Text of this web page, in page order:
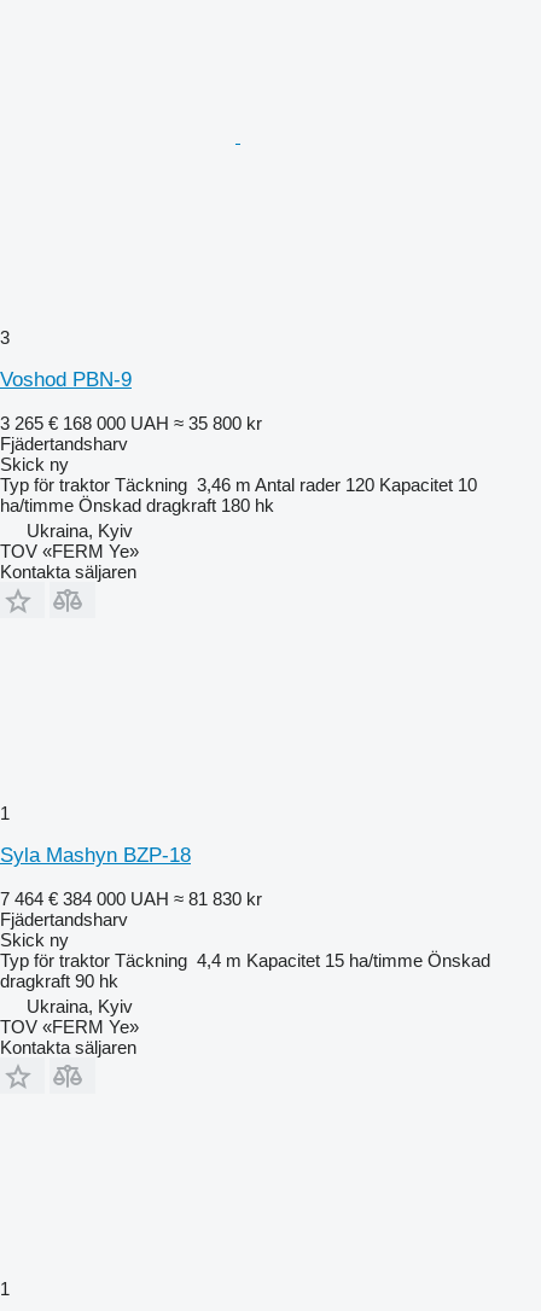
3
Voshod PBN-9
3 265 € 168 000 UAH ≈ 35 800 kr
Fjädertandsharv
Skick ny
Typ för traktor Täckning 3,46 m Antal rader 120 Kapacitet 10
ha/timme Önskad dragkraft 180 hk
Ukraina, Kyiv
TOV «FERM Ye»
Kontakta säljaren
1
Syla Mashyn BZP-18
7 464 € 384 000 UAH ≈ 81 830 kr
Fjädertandsharv
Skick ny
Typ för traktor Täckning 4,4 m Kapacitet 15 ha/timme Önskad
dragkraft 90 hk
Ukraina, Kyiv
TOV «FERM Ye»
Kontakta säljaren
1